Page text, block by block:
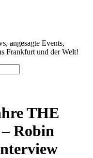
angesagte Events,
Frankfurt und der Welt!
THE
Robin